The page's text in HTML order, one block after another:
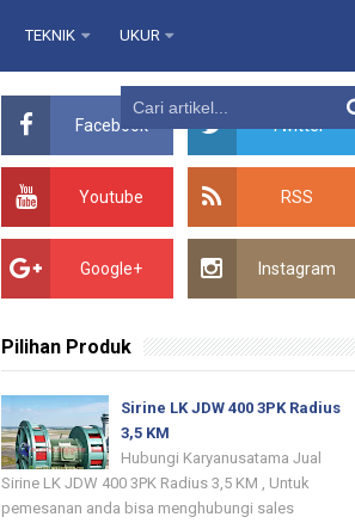
TEKNIK UKUR
Facebook Twitter
Youtube RSS
Google+ Instagram
Pilihan Produk
Sirine LK JDW 400 3PK Radius
3,5 KM
Hubungi Karyanusatama Jual
Sirine LK JDW 400 3PK Radius 3,5 KM , Untuk
pemesanan anda bisa menghubungi sales